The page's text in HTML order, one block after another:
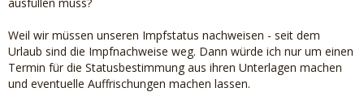
Weil wir müssen unseren Impfstatus nachweisen - seit dem
Urlaub sind die Impfnachweise weg. Dann würde ich nur um einen
Termin für die Statusbestimmung aus ihren Unterlagen machen
und eventuelle Auffrischungen machen lassen.